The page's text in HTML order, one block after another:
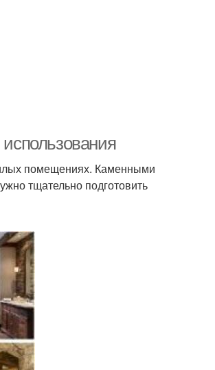
помещениях. Каменными
тщательно подготовить